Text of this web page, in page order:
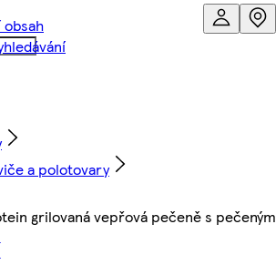
obsah
a polotovary
grilovaná vepřová pečeně s